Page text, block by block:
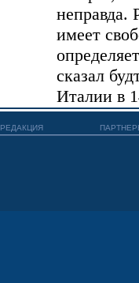
неправда.
имеет
сказал
Италии в
РЕДАКЦИЯ